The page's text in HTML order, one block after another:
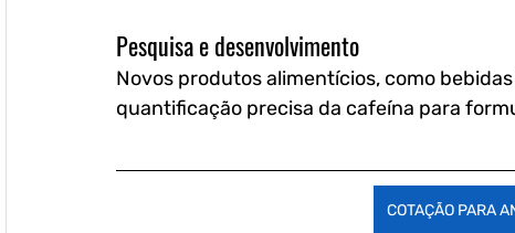
Pesquisa e desenvolvimento
Novos produtos alimentícios, como
quantificação precisa da cafeína para
COTAÇÃO PARA